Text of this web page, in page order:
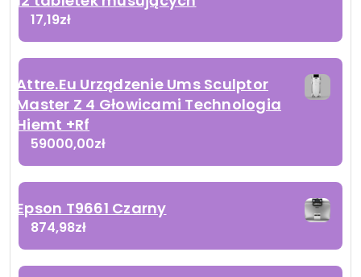
17,19zł
Attre.Eu Urządzenie Ums Sculptor
Master Z 4 Głowicami Technologia
Hiemt +Rf
59000,00zł
Epson T9661 Czarny
874,98zł